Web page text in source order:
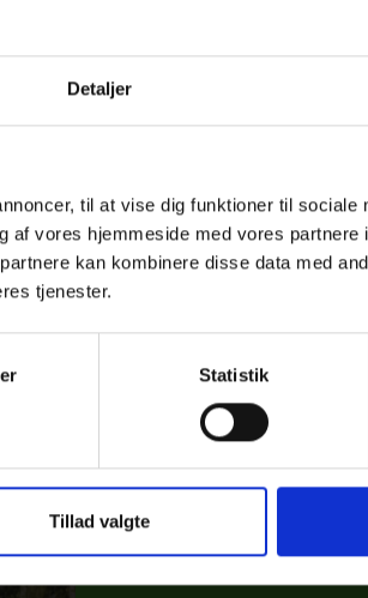
Detaljer
til at vise dig funktioner til sociale
vores hjemmeside med vores partnere
kan kombinere disse data med
tjenester.
Statistik
Tillad valgte
både
for
udstillingen er utrolig vigtig
BOAT SHOW er alsidig og
Henrik Reese,
Vi har
til dit